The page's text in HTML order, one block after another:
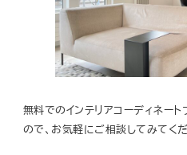
無料でのインテリアコーディネー
ので、お気軽にご相談してみてく